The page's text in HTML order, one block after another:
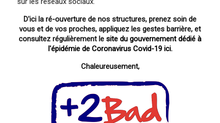
D'ici la ré-ouverture de nos structures, prenez soin de
vous et de vos proches, appliquez les gestes barrière, et
consultez régulièrement le site du gouvernement dédié à
l'épidémie de Coronavirus Covid-19 ici.
Chaleureusement,